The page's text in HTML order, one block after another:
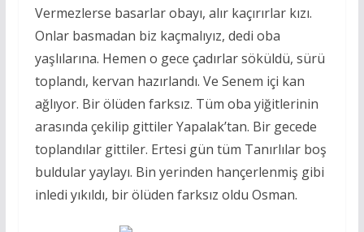
Vermezlerse basarlar obayı, alır kaçırırlar kızı.
Onlar basmadan biz kaçmalıyız, dedi oba
yaşlılarına. Hemen o gece çadırlar söküldü, sürü
toplandı, kervan hazırlandı. Ve Senem içi kan
ağlıyor. Bir ölüden farksız. Tüm oba yiğitlerinin
arasında çekilip gittiler Yapalak’tan. Bir gecede
toplandılar gittiler. Ertesi gün tüm Tanırlılar boş
buldular yaylayı. Bin yerinden hançerlenmiş gibi
inledi yıkıldı, bir ölüden farksız oldu Osman.